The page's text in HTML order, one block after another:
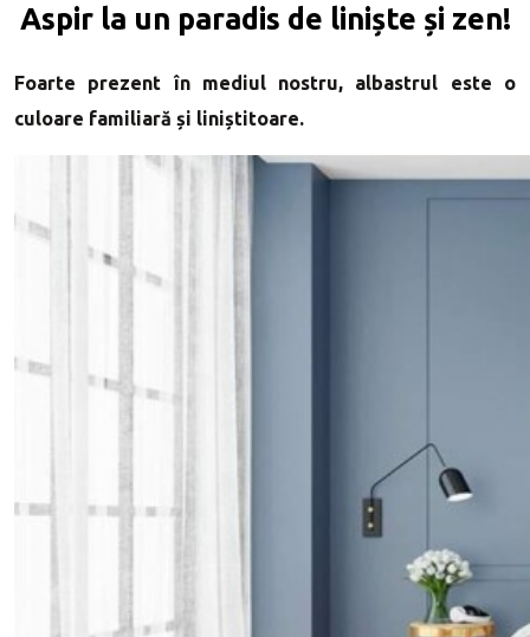
Aspir la un paradis de liniște și zen!
Foarte prezent în mediul nostru, albastrul este o
culoare familiară și liniștitoare.